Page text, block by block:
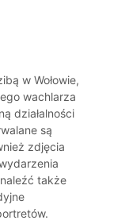
w Wołowie,
wachlarza
działalności
są
zdjęcia
także